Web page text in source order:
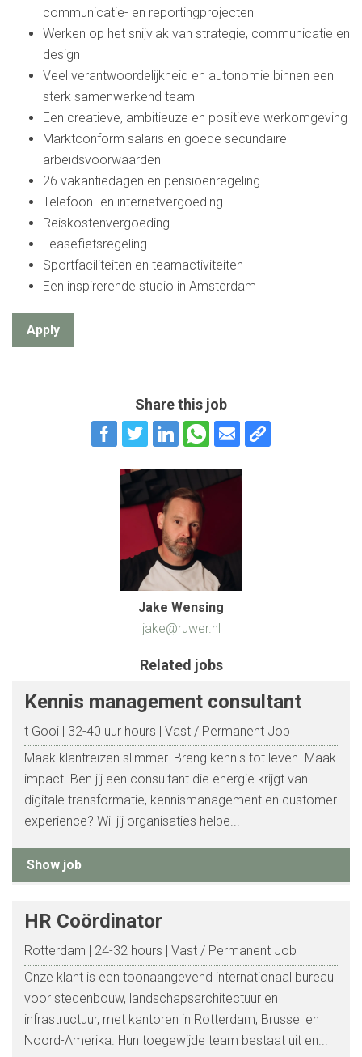
communicatie- en reportingprojecten
Werken op het snijvlak van strategie, communicatie en
design
Veel verantwoordelijkheid en autonomie binnen een
sterk samenwerkend team
Een creatieve, ambitieuze en positieve werkomgeving
Marktconform salaris en goede secundaire
arbeidsvoorwaarden
26 vakantiedagen en pensioenregeling
Telefoon- en internetvergoeding
Reiskostenvergoeding
Leasefietsregeling
Sportfaciliteiten en teamactiviteiten
Een inspirerende studio in Amsterdam
Apply
Share this job
Jake Wensing
jake@ruwer.nl
Related jobs
Kennis management consultant
t Gooi 32-40 uur hours
Vast / Permanent Job
Maak klantreizen slimmer. Breng kennis tot leven. Maak
impact. Ben jij een consultant die energie krijgt van
digitale transformatie, kennismanagement en customer
experience? Wil jij organisaties helpe...
Show job
HR Coördinator
Rotterdam 24-32 hours
Vast / Permanent Job
Onze klant is een toonaangevend internationaal bureau
voor stedenbouw, landschapsarchitectuur en
infrastructuur, met kantoren in Rotterdam, Brussel en
Noord-Amerika. Hun toegewijde team bestaat uit en...